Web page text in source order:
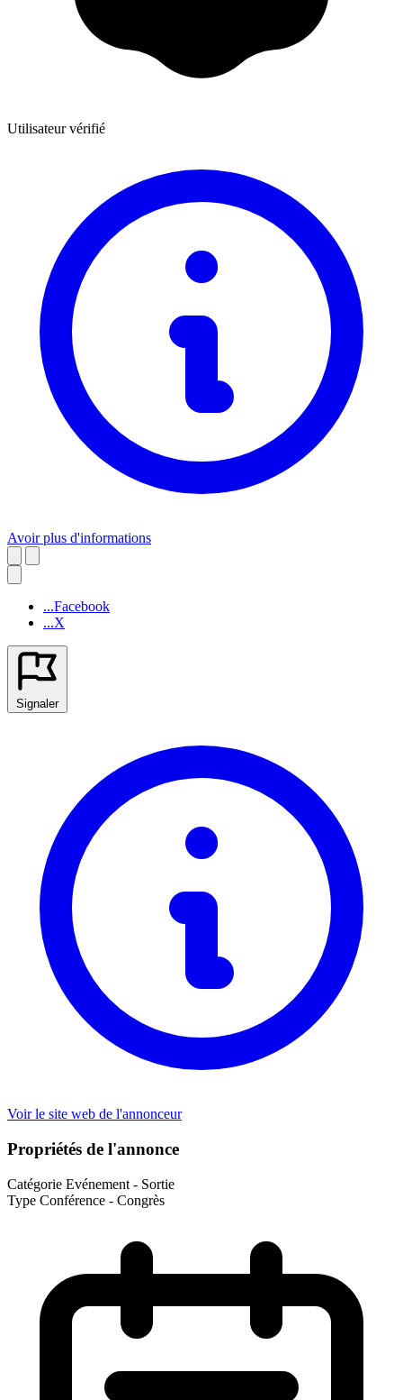
Utilisateur vérifié
Avoir plus d'informations
...Facebook
...X
Signaler
Voir le site web de l'annonceur
Propriétés de l'annonce
Catégorie Evénement - Sortie
Type Conférence - Congrès